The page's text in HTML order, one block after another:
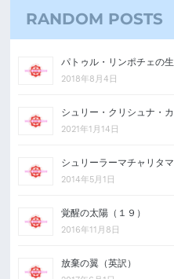
RANDOM POSTS
パトゥル・リンポチェの
2018年8月4日
シュリー・クリシュナ・
2021年1月14日
シュリーラーマチャリタ
2014年5月1日
覚醒の太陽（１９）
2016年11月8日
放棄の翼（英訳）